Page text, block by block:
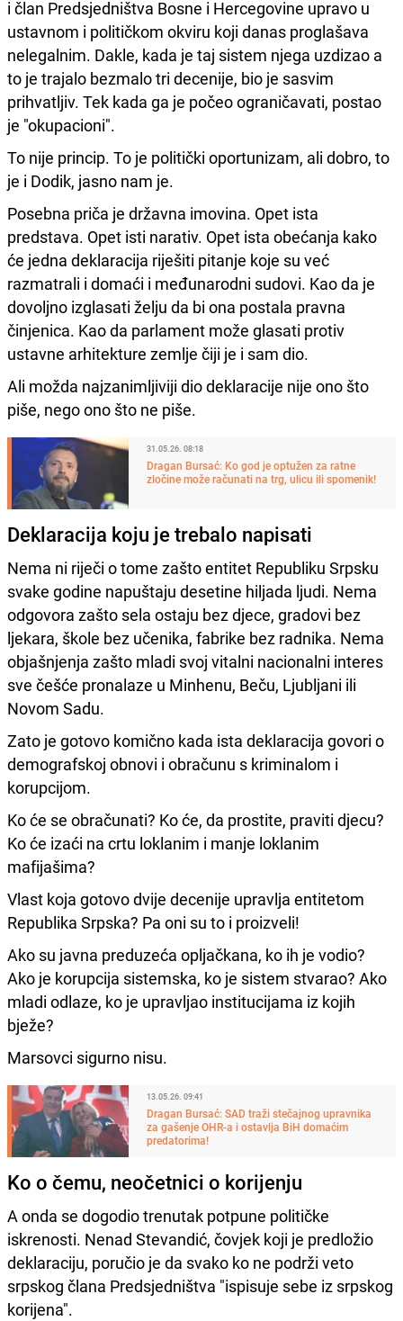
i član Predsjedništva Bosne i Hercegovine upravo u
ustavnom i političkom okviru koji danas proglašava
nelegalnim. Dakle, kada je taj sistem njega uzdizao a
to je trajalo bezmalo tri decenije, bio je sasvim
prihvatljiv. Tek kada ga je počeo ograničavati, postao
je "okupacioni".
To nije princip. To je politički oportunizam, ali dobro, to
je i Dodik, jasno nam je.
Posebna priča je državna imovina. Opet ista
predstava. Opet isti narativ. Opet ista obećanja kako
će jedna deklaracija riješiti pitanje koje su već
razmatrali i domaći i međunarodni sudovi. Kao da je
dovoljno izglasati želju da bi ona postala pravna
činjenica. Kao da parlament može glasati protiv
ustavne arhitekture zemlje čiji je i sam dio.
Ali možda najzanimljiviji dio deklaracije nije ono što
piše, nego ono što ne piše.
31.05.26. 08:18
Dragan Bursać: Ko god je optužen za ratne
zločine može računati na trg, ulicu ili spomenik!
Deklaracija koju je trebalo napisati
Nema ni riječi o tome zašto entitet Republiku Srpsku
svake godine napuštaju desetine hiljada ljudi. Nema
odgovora zašto sela ostaju bez djece, gradovi bez
ljekara, škole bez učenika, fabrike bez radnika. Nema
objašnjenja zašto mladi svoj vitalni nacionalni interes
sve češće pronalaze u Minhenu, Beču, Ljubljani ili
Novom Sadu.
Zato je gotovo komično kada ista deklaracija govori o
demografskoj obnovi i obračunu s kriminalom i
korupcijom.
Ko će se obračunati? Ko će, da prostite, praviti djecu?
Ko će izaći na crtu loklanim i manje loklanim
mafijašima?
Vlast koja gotovo dvije decenije upravlja entitetom
Republika Srpska? Pa oni su to i proizveli!
Ako su javna preduzeća opljačkana, ko ih je vodio?
Ako je korupcija sistemska, ko je sistem stvarao? Ako
mladi odlaze, ko je upravljao institucijama iz kojih
bježe?
Marsovci sigurno nisu.
13.05.26. 09:41
Dragan Bursać: SAD traži stečajnog upravnika
za gašenje OHR-a i ostavlja BiH domaćim
predatorima!
Ko o čemu, neočetnici o korijenju
A onda se dogodio trenutak potpune političke
iskrenosti. Nenad Stevandić, čovjek koji je predložio
deklaraciju, poručio je da svako ko ne podrži veto
srpskog člana Predsjedništva "ispisuje sebe iz srpskog
korijena".